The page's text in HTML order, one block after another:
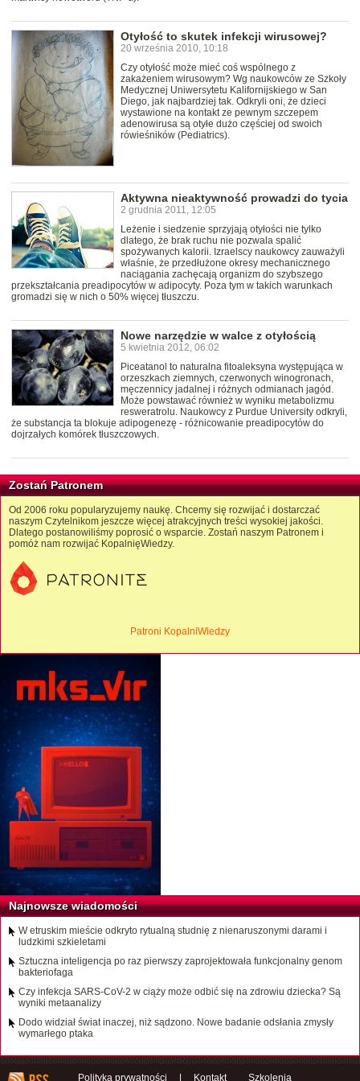
Otyłość to skutek infekcji wirusowej?
20 września 2010, 10:18
Czy otyłość może mieć coś wspólnego z
zakażeniem wirusowym? Wg naukowców ze Szkoły
Medycznej Uniwersytetu Kalifornijskiego w San
Diego, jak najbardziej tak. Odkryli oni, że dzieci
wystawione na kontakt ze pewnym szczepem
adenowirusa są otyłe dużo częściej od swoich
rówieśników (Pediatrics).
Aktywna nieaktywność prowadzi do tycia
2 grudnia 2011, 12:05
Leżenie i siedzenie sprzyjają otyłości nie tylko
dlatego, że brak ruchu nie pozwala spalić
spożywanych kalorii. Izraelscy naukowcy zauważyli
właśnie, że przedłużone okresy mechanicznego
naciągania zachęcają organizm do szybszego
przekształcania preadipocytów w adipocyty. Poza tym w takich warunkach
gromadzi się w nich o 50% więcej tłuszczu.
Nowe narzędzie w walce z otyłością
5 kwietnia 2012, 06:02
Piceatanol to naturalna fitoaleksyna występująca w
orzeszkach ziemnych, czerwonych winogronach,
męczennicy jadalnej i różnych odmianach jagód.
Może powstawać również w wyniku metabolizmu
resweratrolu. Naukowcy z Purdue University odkryli,
że substancja ta blokuje adipogenezę - różnicowanie preadipocytów do
dojrzałych komórek tłuszczowych.
Zostań Patronem
Od 2006 roku popularyzujemy naukę. Chcemy się rozwijać i dostarczać
naszym Czytelnikom jeszcze więcej atrakcyjnych treści wysokiej jakości.
Dlatego postanowiliśmy poprosić o wsparcie. Zostań naszym Patronem i
pomóż nam rozwijać KopalnięWiedzy.
Patroni KopalniWiedzy
Najnowsze wiadomości
W etruskim mieście odkryto rytualną studnię z nienaruszonymi darami i
ludzkimi szkieletami
Sztuczna inteligencja po raz pierwszy zaprojektowała funkcjonalny genom
bakteriofaga
Czy infekcja SARS-CoV-2 w ciąży może odbić się na zdrowiu dziecka? Są
wyniki metaanalizy
Dodo widział świat inaczej, niż sądzono. Nowe badanie odsłania zmysły
wymarłego ptaka
Polityka prywatności | Kontakt Szkolenia